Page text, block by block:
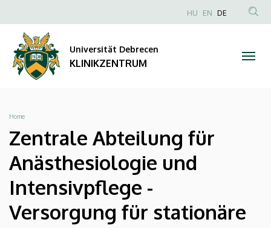
Abteilung
für
Anästhesiologie
und
Intensivpflege
Versorgung
für
zum
Inhalt
Anonim
HU EN DE
Universität Debrecen
KLINIKZENTRUM
Breadcrumb
Home
Zentrale Abteilung für
Anästhesiologie und
Intensivpflege -
Versorgung für stationäre